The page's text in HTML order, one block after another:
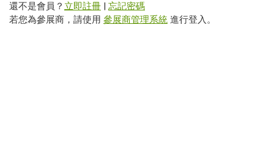
還不是會員？ 立即註冊 | 忘記密碼
若您為參展商，請使用 參展商管理系統 進行登入。